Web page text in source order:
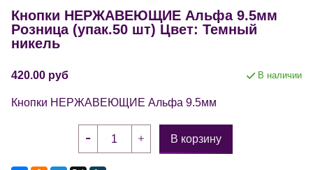
Кнопки НЕРЖАВЕЮЩИЕ Альфа 9.5мм
Розница (упак.50 шт) Цвет: Темный
никель
420.00 руб В наличии
Кнопки НЕРЖАВЕЮЩИЕ Альфа 9.5мм
В корзину